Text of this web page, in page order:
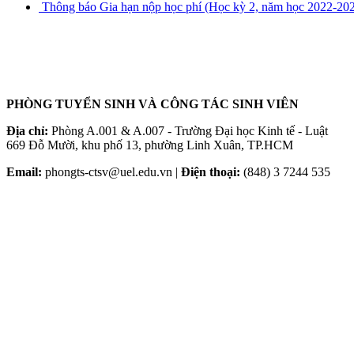
Thông báo Gia hạn nộp học phí (Học kỳ 2, năm học 2022-
PHÒNG TUYỂN SINH VÀ CÔNG TÁC SINH VIÊN
Địa chỉ: Phòng A.001 & A.007 - Trường Đại học Kinh tế - Luật
669 Đỗ Mười, khu phố 13, phường Linh Xuân, TP.HCM
Email: phongts-ctsv@uel.edu.vn | Điện thoại: (848) 3 7244 535